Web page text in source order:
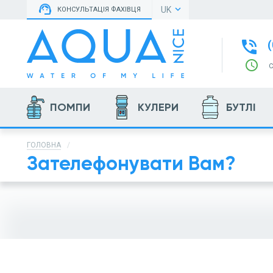
phone_in_talk
schedule
support_agent КОНСУЛЬТАЦІЯ ФАХІВЦЯ UK keyboard_arrow_down
ПОМПИ КУЛЕРИ БУТЛІ
ГОЛОВНА
Зателефонувати Вам?